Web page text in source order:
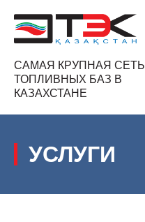
САМАЯ КРУПНАЯ СЕТЬ
ТОПЛИВНЫХ БАЗ В
КАЗАХСТАНЕ
УСЛУГИ